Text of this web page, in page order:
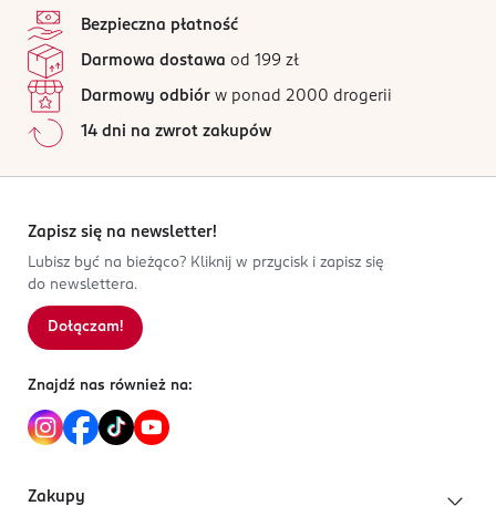
Bezpieczna płatność
Darmowa dostawa od 199 zł
Darmowy odbiór w ponad 2000 drogerii
14 dni na zwrot zakupów
Zapisz się na newsletter!
Lubisz być na bieżąco? Kliknij w przycisk i zapisz się
do newslettera.
Dołączam!
Znajdź nas również na:
Zakupy